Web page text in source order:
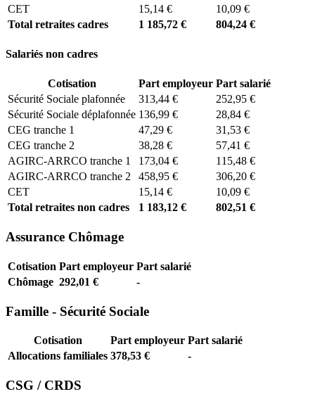
CET
15,14 €
10,09 €
Total retraites cadres
1 185,72 € 804,24 €
Salariés non cadres
Cotisation Part employeur Part salarié
Sécurité Sociale plafonnée
313,44 €
252,95 €
Sécurité Sociale déplafonnée 136,99 €
28,84 €
CEG tranche 1
47,29 €
31,53 €
CEG tranche 2
38,28 €
57,41 €
AGIRC-ARRCO tranche 1
173,04 €
115,48 €
AGIRC-ARRCO tranche 2
458,95 €
306,20 €
CET
15,14 €
10,09 €
Total retraites non cadres
1 183,12 € 802,51 €
Assurance Chômage
Cotisation Part employeur Part salarié
Chômage 292,01 € -
Famille - Sécurité Sociale
Cotisation Part employeur Part salarié
Allocations familiales 378,53 € -
CSG / CRDS